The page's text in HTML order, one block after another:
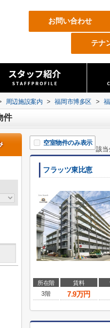
お問い合わせ
テナ
周辺施設案内 > 福岡市博多区 >
件
空室物件のみ表示
該当
フラッツ東比恵
所在階 賃料
3階
7.9万円